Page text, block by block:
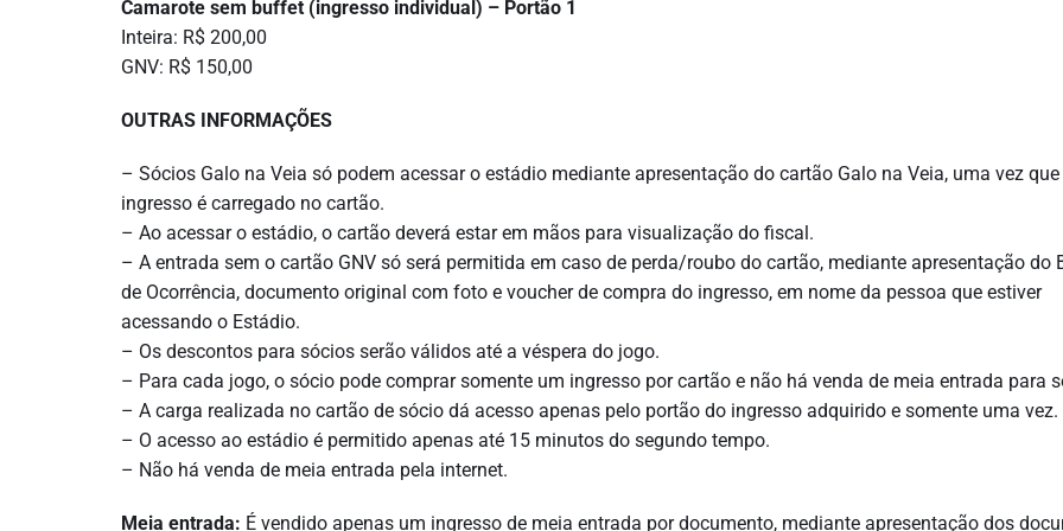
Camarote sem buffet (ingresso individual) – Portão 1
Inteira: R$ 200,00
GNV: R$ 150,00
OUTRAS INFORMAÇÕES
– Sócios Galo na Veia só podem acessar o estádio mediante apresentação do cartão Galo na Veia, uma vez
ingresso é carregado no cartão.
– Ao acessar o estádio, o cartão deverá estar em mãos para visualização do fiscal.
– A entrada sem o cartão GNV só será permitida em caso de perda/roubo do cartão, mediante apresentação do
de Ocorrência, documento original com foto e voucher de compra do ingresso, em nome da pessoa que estiver
acessando o Estádio.
– Os descontos para sócios serão válidos até a véspera do jogo.
– Para cada jogo, o sócio pode comprar somente um ingresso por cartão e não há venda de meia entrada para
– A carga realizada no cartão de sócio dá acesso apenas pelo portão do ingresso adquirido e somente uma vez.
– O acesso ao estádio é permitido apenas até 15 minutos do segundo tempo.
– Não há venda de meia entrada pela internet.
Meia entrada: É vendido apenas um ingresso de meia entrada por documento, mediante apresentação dos